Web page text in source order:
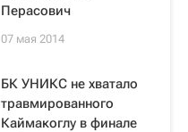
Перасович
07 мая 2014
БК УНИКС не хватало
травмированного
Каймакоглу в финале